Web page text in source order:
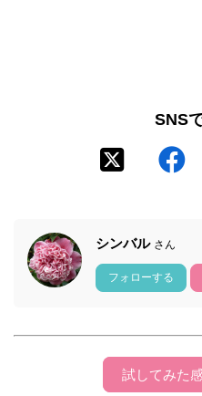
SNS
シンバル さん
フォローする
試してみた